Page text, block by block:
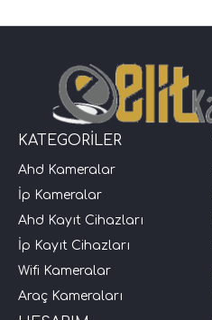
KATEGORİLER
Ahd Kameralar
İp Kameralar
Ahd Kayıt Cihazları
İp Kayıt Cihazları
Wifi Kameralar
Araç Kameraları